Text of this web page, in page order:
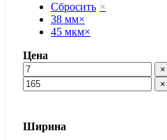
Сбросить ×
38 мм×
45 мкм×
Цена
×
×
Ширина